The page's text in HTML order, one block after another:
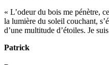
« L’odeur du bois me pénè­tre,
la lumière du soleil cou­chant,
d’une mul­ti­tude d’étoiles. Je
Patrick